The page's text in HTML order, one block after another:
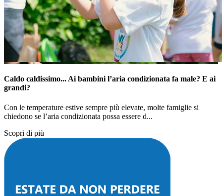
Caldo caldissimo... Ai bambini l’aria condizionata fa male? E ai
grandi?
Con le temperature estive sempre più elevate, molte famiglie si
chiedono se l’aria condizionata possa essere d...
Scopri di più